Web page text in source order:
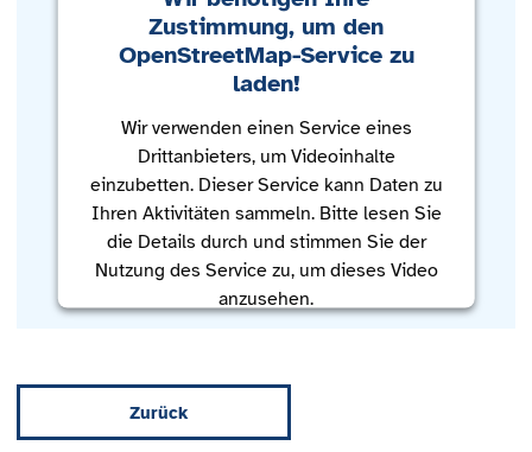
Zustimmung, um den
OpenStreetMap-Service zu
laden!
Wir verwenden einen Service eines
Drittanbieters, um Videoinhalte
einzubetten. Dieser Service kann Daten zu
Ihren Aktivitäten sammeln. Bitte lesen Sie
die Details durch und stimmen Sie der
Nutzung des Service zu, um dieses Video
anzusehen.
Zurück